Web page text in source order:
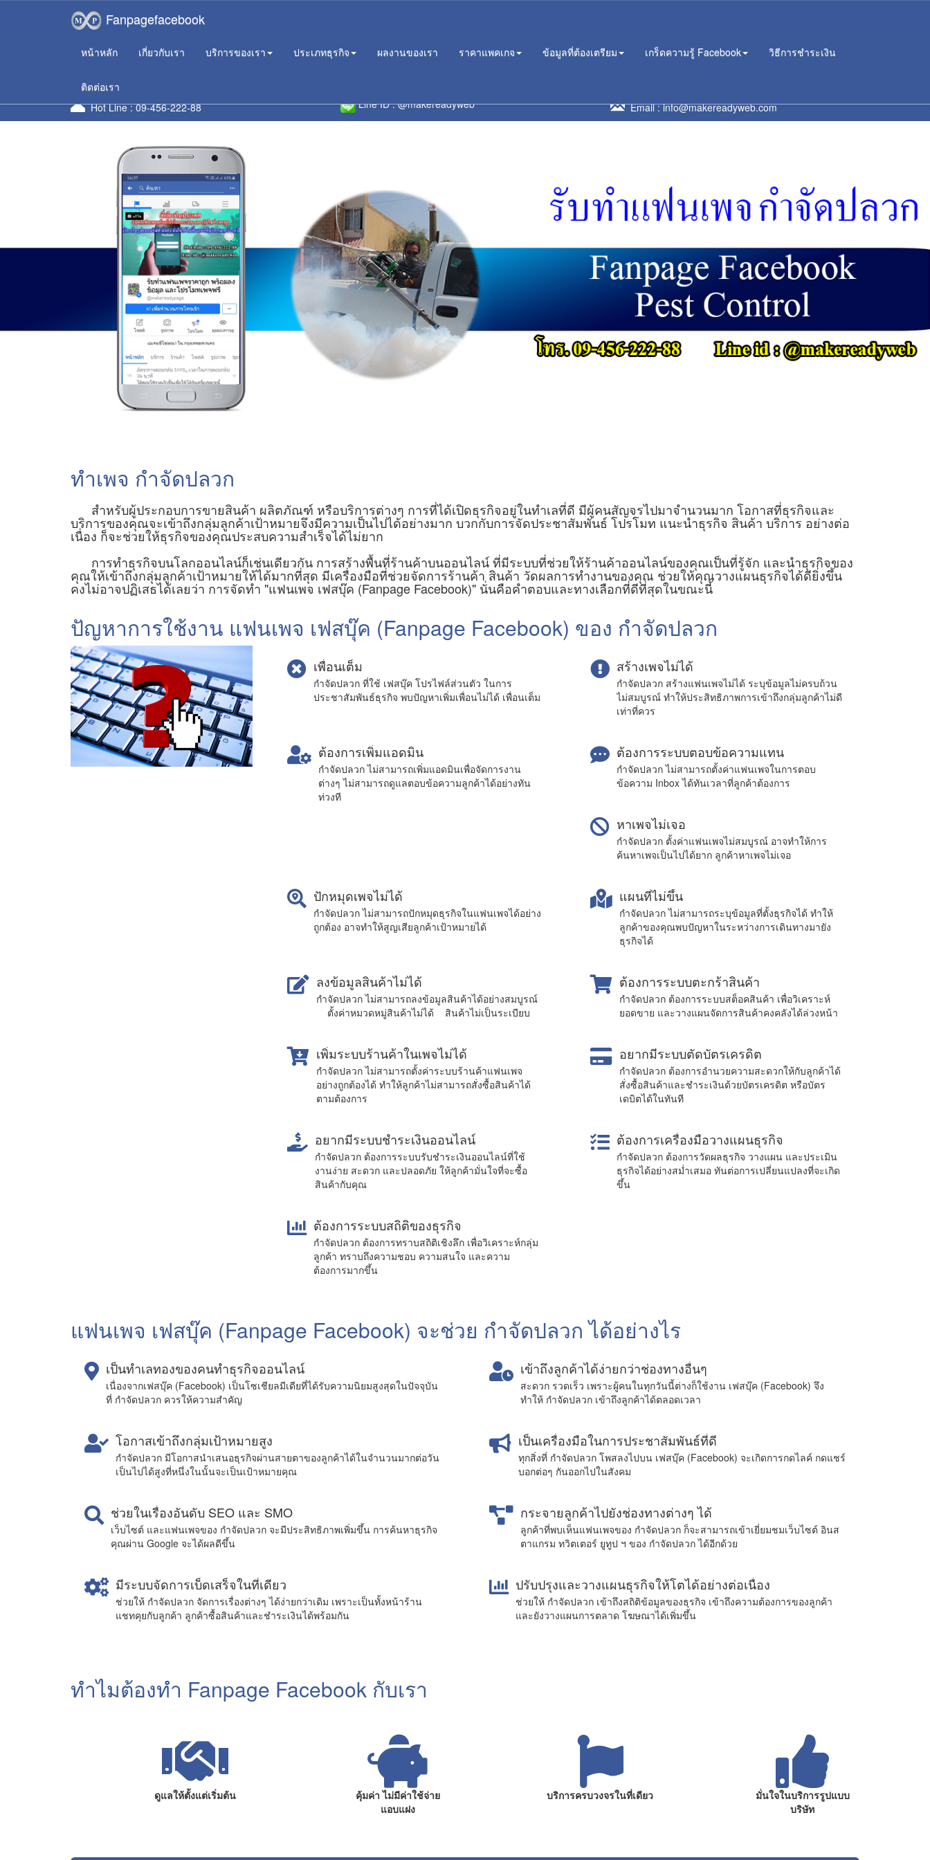
Fanpagefacebook
หน้าหลัก เกี่ยวกับเรา บริการของเรา ประเภทธุรกิจ ผลงานของเรา ราคาแพคเกจ ข้อมูลที่ต้องเตรียม เกร็ดความรู้ Facebook วิธีการชำระเงิน
ติดต่อเรา
Hot Line :09-456-222-88 Line ID :@makereadyweb Email :info@makereadyweb.com
ทำเพจ กำจัดปลวก
สำหรับผู้ประกอบการขายสินค้า ผลิตภัณฑ์ หรือบริการต่างๆ การที่ได้เปิดธุรกิจอยู่ในทำเลที่ดี มีผู้คนสัญจรไปมาจำนวนมาก โอกาสที่ธุรกิจและ
บริการของคุณจะเข้าถึงกลุ่มลูกค้าเป้าหมายจึงมีความเป็นไปได้อย่างมาก บวกกับการจัดประชาสัมพันธ์ โปรโมท แนะนำธุรกิจ สินค้า บริการ อย่างต่อ
เนื่อง ก็จะช่วยให้ธุรกิจของคุณประสบความสำเร็จได้ไม่ยาก
การทำธุรกิจบนโลกออนไลน์ก็เช่นเดียวกัน การสร้างพื้นที่ร้านค้าบนออนไลน์ ที่มีระบบที่ช่วยให้ร้านค้าออนไลน์ของคุณเป็นที่รู้จัก และนำธุรกิจของ
คุณให้เข้าถึงกลุ่มลูกค้าเป้าหมายให้ได้มากที่สุด มีเครื่องมือที่ช่วยจัดการร้านค้า สินค้า วัดผลการทำงานของคุณ ช่วยให้คุณวางแผนธุรกิจได้ดียิ่งขึ้น
คงไม่อาจปฏิเสธได้เลยว่า การจัดทำ "แฟนเพจ เฟสบุ๊ค (Fanpage Facebook)" นั่นคือคำตอบและทางเลือกที่ดีที่สุดในขณะนี้
ปัญหาการใช้งาน แฟนเพจ เฟสบุ๊ค (Fanpage Facebook) ของ กำจัดปลวก
เพื่อนเต็ม
กำจัดปลวก ที่ใช้ เฟสบุ๊ค โปรไฟล์ส่วนตัว ในการ
ประชาสัมพันธ์ธุรกิจ พบปัญหาเพิ่มเพื่อนไม่ได้ เพื่อนเต็ม
สร้างเพจไม่ได้
กำจัดปลวก สร้างแฟนเพจไม่ได้ ระบุข้อมูลไม่ครบถ้วน
ไม่สมบูรณ์ ทำให้ประสิทธิภาพการเข้าถึงกลุ่มลูกค้าไม่ดี
เท่าที่ควร
ต้องการเพิ่มแอดมิน
กำจัดปลวก ไม่สามารถเพิ่มแอดมินเพื่อจัดการงาน
ต่างๆ ไม่สามารถดูแลตอบข้อความลูกค้าได้อย่างทัน
ท่วงที
ต้องการระบบตอบข้อความแทน
กำจัดปลวก ไม่สามารถตั้งค่าแฟนเพจในการตอบ
ข้อความ Inbox ได้ทันเวลาที่ลูกค้าต้องการ
หาเพจไม่เจอ
กำจัดปลวก ตั้งค่าแฟนเพจไม่สมบูรณ์ อาจทำให้การ
ค้นหาเพจเป็นไปได้ยาก ลูกค้าหาเพจไม่เจอ
ปักหมุดเพจไม่ได้
กำจัดปลวก ไม่สามารถปักหมุดธุรกิจในแฟนเพจได้อย่าง
ถูกต้อง อาจทำให้สูญเสียลูกค้าเป้าหมายได้
แผนที่ไม่ขึ้น
กำจัดปลวก ไม่สามารถระบุข้อมูลที่ตั้งธุรกิจได้ ทำให้
ลูกค้าของคุณพบปัญหาในระหว่างการเดินทางมายัง
ธุรกิจได้
ลงข้อมูลสินค้าไม่ได้
กำจัดปลวก ไม่สามารถลงข้อมูลสินค้าได้อย่างสมบูรณ์
ตั้งค่าหมวดหมู่สินค้าไม่ได้ สินค้าไม่เป็นระเบียบ
ต้องการระบบตะกร้าสินค้า
กำจัดปลวก ต้องการระบบสต็อคสินค้า เพื่อวิเคราะห์
ยอดขาย และวางแผนจัดการสินค้าคงคลังได้ล่วงหน้า
เพิ่มระบบร้านค้าในเพจไม่ได้
กำจัดปลวก ไม่สามารถตั้งค่าระบบร้านค้าแฟนเพจ
อย่างถูกต้องได้ ทำให้ลูกค้าไม่สามารถสั่งซื้อสินค้าได้
ตามต้องการ
อยากมีระบบตัดบัตรเครดิต
กำจัดปลวก ต้องการอำนวยความสะดวกให้กับลูกค้าได้
สั่งซื้อสินค้าและชำระเงินด้วยบัตรเครดิต หรือบัตร
เดบิตได้ในทันที
อยากมีระบบชำระเงินออนไลน์
กำจัดปลวก ต้องการระบบรับชำระเงินออนไลน์ที่ใช้
งานง่าย สะดวก และปลอดภัย ให้ลูกค้ามั่นใจที่จะซื้อ
สินค้ากับคุณ
ต้องการเครื่องมือวางแผนธุรกิจ
กำจัดปลวก ต้องการวัดผลธุรกิจ วางแผน และประเมิน
ธุรกิจได้อย่างสม่ำเสมอ ทันต่อการเปลี่ยนแปลงที่จะเกิด
ขึ้น
ต้องการระบบสถิติของธุรกิจ
กำจัดปลวก ต้องการทราบสถิติเชิงลึก เพื่อวิเคราะห์กลุ่ม
ลูกค้า ทราบถึงความชอบ ความสนใจ และความ
ต้องการมากขึ้น
แฟนเพจ เฟสบุ๊ค (Fanpage Facebook) จะช่วย กำจัดปลวก ได้อย่างไร
เป็นทำเลทองของคนทำธุรกิจออนไลน์
เนื่องจากเฟสบุ๊ค (Facebook) เป็นโซเชียลมีเดียที่ได้รับความนิยมสูงสุดในปัจจุบัน
ที่ กำจัดปลวก ควรให้ความสำคัญ
เข้าถึงลูกค้าได้ง่ายกว่าช่องทางอื่นๆ
สะดวก รวดเร็ว เพราะผู้คนในทุกวันนี้ต่างก็ใช้งาน เฟสบุ๊ค (Facebook) จึง
ทำให้ กำจัดปลวก เข้าถึงลูกค้าได้ตลอดเวลา
โอกาสเข้าถึงกลุ่มเป้าหมายสูง
กำจัดปลวก มีโอกาสนำเสนอธุรกิจผ่านสายตาของลูกค้าได้ในจำนวนมากต่อวัน
เป็นไปได้สูงที่หนึ่งในนั้นจะเป็นเป้าหมายคุณ
เป็นเครื่องมือในการประชาสัมพันธ์ที่ดี
ทุกสิ่งที่ กำจัดปลวก โพสลงไปบน เฟสบุ๊ค (Facebook) จะเกิดการกดไลค์ กดแชร์
บอกต่อๆ กันออกไปในสังคม
ช่วยในเรื่องอันดับ SEO และ SMO
เว็บไซต์ และแฟนเพจของ กำจัดปลวก จะมีประสิทธิภาพเพิ่มขึ้น การค้นหาธุรกิจ
คุณผ่าน Google จะได้ผลดีขึ้น
กระจายลูกค้าไปยังช่องทางต่างๆ ได้
ลูกค้าที่พบเห็นแฟนเพจของ กำจัดปลวก ก็จะสามารถเข้าเยี่ยมชมเว็บไซต์ อินส
ตาแกรม ทวิตเตอร์ ยูทูป ฯ ของ กำจัดปลวก ได้อีกด้วย
มีระบบจัดการเบ็ดเสร็จในที่เดียว
ช่วยให้ กำจัดปลวก จัดการเรื่องต่างๆ ได้ง่ายกว่าเดิม เพราะเป็นทั้งหน้าร้าน
แชทคุยกับลูกค้า ลูกค้าซื้อสินค้าและชำระเงินได้พร้อมกัน
ปรับปรุงและวางแผนธุรกิจให้โตได้อย่างต่อเนื่อง
ช่วยให้ กำจัดปลวก เข้าถึงสถิติข้อมูลของธุรกิจ เข้าถึงความต้องการของลูกค้า
และยังวางแผนการตลาด โฆษณาได้เพิ่มขึ้น
ทำไมต้องทำ Fanpage Facebook กับเรา
ดูแลให้ตั้งแต่เริ่มต้น
คุ้มค่า ไม่มีค่าใช้จ่าย
แอบแฝง
บริการครบวงจรในที่เดียว
มั่นใจในบริการรูปแบบ
บริษัท